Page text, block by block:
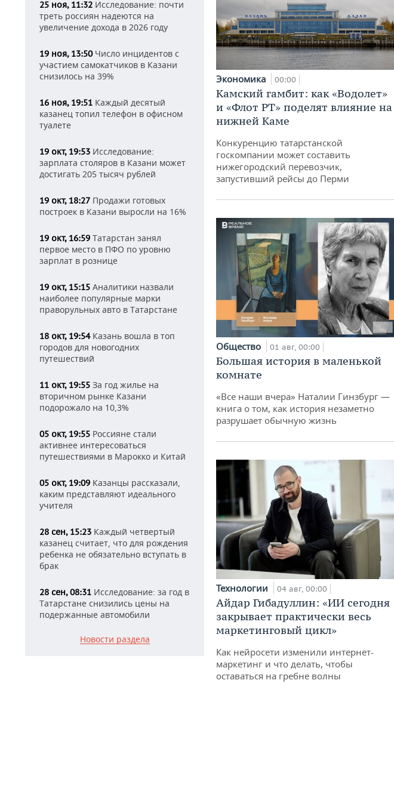
25 ноя, 11:32 Исследование: почти
треть россиян надеются на
увеличение дохода в 2026 году
19 ноя, 13:50Число инцидентов с
участием самокатчиков в Казани
снизилось на 39%
16 ноя, 19:51 Каждый десятый
казанец топил телефон в офисном
туалете
19 окт, 19:53 Исследование:
зарплата столяров в Казани может
достигать 205 тысяч рублей
19 окт, 18:27 Продажи готовых
построек в Казани выросли на 16%
19 окт, 16:59 Татарстан занял
первое место в ПФО по уровню
зарплат в рознице
19 окт, 15:15 Аналитики назвали
наиболее популярные марки
праворульных авто в Татарстане
18 окт, 19:54Казань вошла в топ
городов для новогодних
путешествий
11 окт, 19:55 За год жилье на
вторичном рынке Казани
подорожало на 10,3%
05 окт, 19:55 Россияне стали
активнее интересоваться
путешествиями в Марокко и Китай
05 окт, 19:09 Казанцы рассказали,
каким представляют идеального
учителя
28 сен, 15:23 Каждый четвертый
казанец считает, что для рождения
ребенка не обязательно вступать в
брак
28 сен, 08:31 Исследование: за год в
Татарстане снизились цены на
подержанные автомобили
Новости раздела
Экономика 00:00
Камский гамбит: как «Водолет»
и «Флот РТ» поделят влияние на
нижней Каме
Конкуренцию татарстанской
госкомпании может составить
нижегородский перевозчик,
запустивший рейсы до Перми
Общество 01 авг, 00:00
Большая история в маленькой
комнате
«Все наши вчера» Наталии Гинзбург —
книга о том, как история незаметно
разрушает обычную жизнь
Технологии 04 авг, 00:00
Айдар Гибадуллин: «ИИ сегодня
закрывает практически весь
маркетинговый цикл»
Как нейросети изменили интернет-
маркетинг и что делать, чтобы
оставаться на гребне волны